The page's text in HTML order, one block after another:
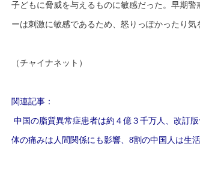
子どもに脅威を与えるものに敏感だった。早期
ーは刺激に敏感であるため、怒りっぽかったり気
（チャイナネット ）
関連記事：
中国の脂質異常症患者は約４億３千万人、改訂
体の痛みは人間関係にも影響、8割の中国人は生